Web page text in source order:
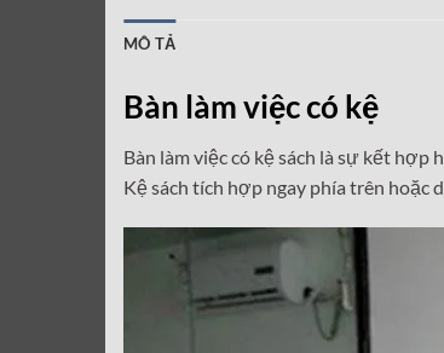
MÔ TẢ
Bàn làm việc có kệ
Bàn làm việc có kệ sách là sự kết hợp
Kệ sách tích hợp ngay phía trên hoặc